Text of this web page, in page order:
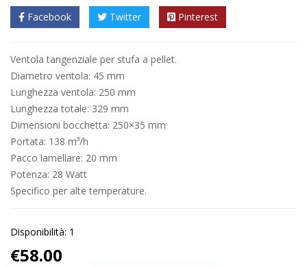
Facebook Twitter Pinterest
Ventola tangenziale per stufa a pellet.
Diametro ventola: 45 mm
Lunghezza ventola: 250 mm
Lunghezza totale: 329 mm
Dimensioni bocchetta: 250×35 mm
Portata: 138 m³/h
Pacco lamellare: 20 mm
Potenza: 28 Watt
Specifico per alte temperature.
Disponibilità: 1
€58.00